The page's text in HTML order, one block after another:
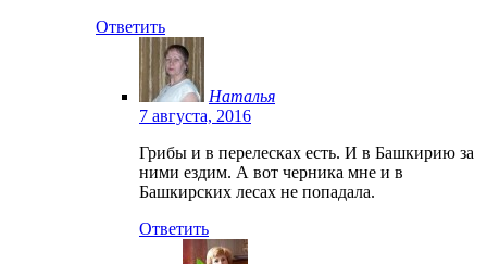
Ответить
Наталья
7 августа, 2016
Грибы и в перелесках есть. И в Башкирию за
ними ездим. А вот черника мне и в
Башкирских лесах не попадала.
Ответить